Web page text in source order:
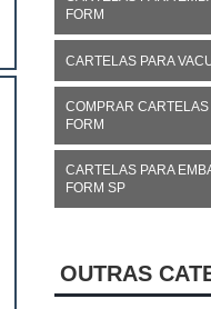
FORM
CARTELAS PARA
COMPRAR CARTELAS
FORM
CARTELAS PARA
FORM SP
OUTRAS